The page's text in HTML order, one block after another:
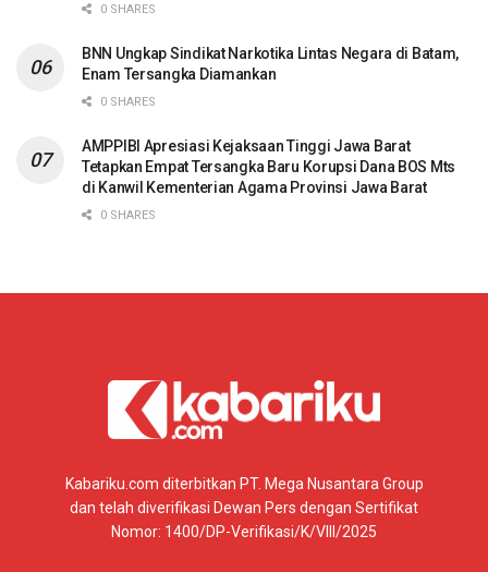
0 SHARES
BNN Ungkap Sindikat Narkotika Lintas Negara di Batam,
Enam Tersangka Diamankan
0 SHARES
AMPPIBI Apresiasi Kejaksaan Tinggi Jawa Barat
Tetapkan Empat Tersangka Baru Korupsi Dana BOS Mts
di Kanwil Kementerian Agama Provinsi Jawa Barat
0 SHARES
Kabariku.com diterbitkan PT. Mega Nusantara Group
dan telah diverifikasi Dewan Pers dengan Sertifikat
Nomor: 1400/DP-Verifikasi/K/VIII/2025